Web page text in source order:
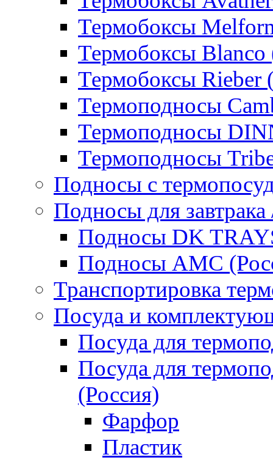
Термобоксы
Термобоксы Blanco
Термобоксы Rieber
Термоподносы
Термоподносы
Термоподносы
Подносы с
Подносы для завтрака
Подносы DK
Подносы AMC
Транспортировка
Посуда и
Посуда для
Посуда для
(Россия)
Фарфор
Пластик